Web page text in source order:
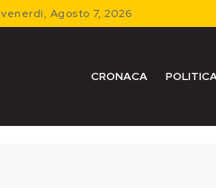
venerdì, Agosto 7, 2026
CRONACA